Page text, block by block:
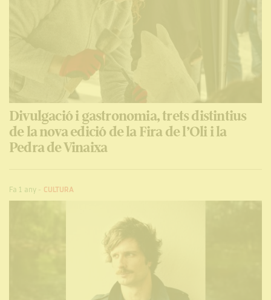
Divulgació i gastronomia, trets distintius
de la nova edició de la Fira de l’Oli i la
Pedra de Vinaixa
Fa 1 any- CULTURA